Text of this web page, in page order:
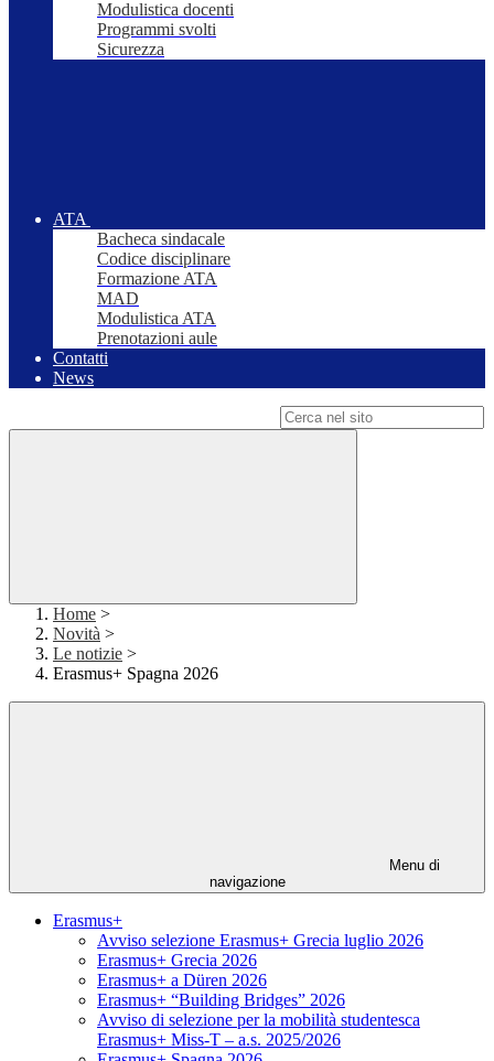
Modulistica docenti
Programmi svolti
Sicurezza
ATA
Bacheca sindacale
Codice disciplinare
Formazione ATA
MAD
Modulistica ATA
Prenotazioni aule
Contatti
News
Home >
Novità >
Le notizie >
Erasmus+ Spagna 2026
Menu di
navigazione
Erasmus+
Avviso selezione Erasmus+ Grecia luglio 2026
Erasmus+ Grecia 2026
Erasmus+ a Düren 2026
Erasmus+ “Building Bridges” 2026
Avviso di selezione per la mobilità studentesca
Erasmus+ Miss-T – a.s. 2025/2026